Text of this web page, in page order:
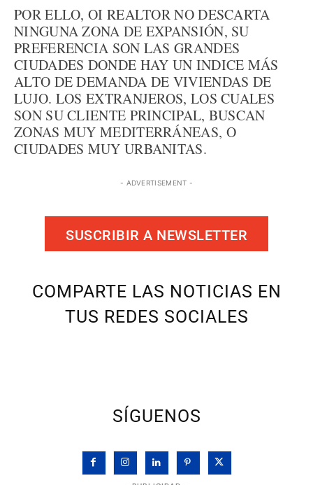
POR ELLO, OI REALTOR NO DESCARTA
NINGUNA ZONA DE EXPANSIÓN, SU
PREFERENCIA SON LAS GRANDES
CIUDADES DONDE HAY UN INDICE MÁS
ALTO DE DEMANDA DE VIVIENDAS DE
LUJO. LOS EXTRANJEROS, LOS CUALES
SON SU CLIENTE PRINCIPAL, BUSCAN
ZONAS MUY MEDITERRÁNEAS, O
CIUDADES MUY URBANITAS.
- ADVERTISEMENT -
SUSCRIBIR A NEWSLETTER
COMPARTE LAS NOTICIAS EN
TUS REDES SOCIALES
SÍGUENOS